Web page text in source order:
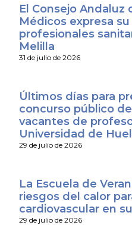
El Consejo Andaluz
Médicos expresa
profesionales
Melilla
31 de julio de 2026
Últimos días para
concurso público
vacantes de
Universidad de
29 de julio de 2026
La Escuela de
riesgos del calor
cardiovascular en
29 de julio de 2026